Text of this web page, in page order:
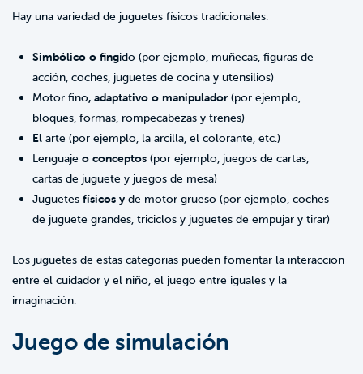
Hay una variedad de juguetes físicos tradicionales:
Simbólico o fingido (por ejemplo, muñecas, figuras de
acción, coches, juguetes de cocina y utensilios)
Motor fino, adaptativo o manipulador(por ejemplo,
bloques, formas, rompecabezas y trenes)
El arte (por ejemplo, la arcilla, el colorante, etc.)
Lenguaje o conceptos (por ejemplo, juegos de cartas,
cartas de juguete y juegos de mesa)
Juguetes físicos y de motor grueso (por ejemplo, coches
de juguete grandes, triciclos y juguetes de empujar y tirar)
Los juguetes de estas categorías pueden fomentar la interacción
entre el cuidador y el niño, el juego entre iguales y la
imaginación.
Juego de simulación